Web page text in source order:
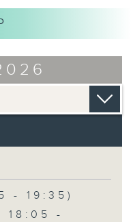
- 19:35)
18:05 -